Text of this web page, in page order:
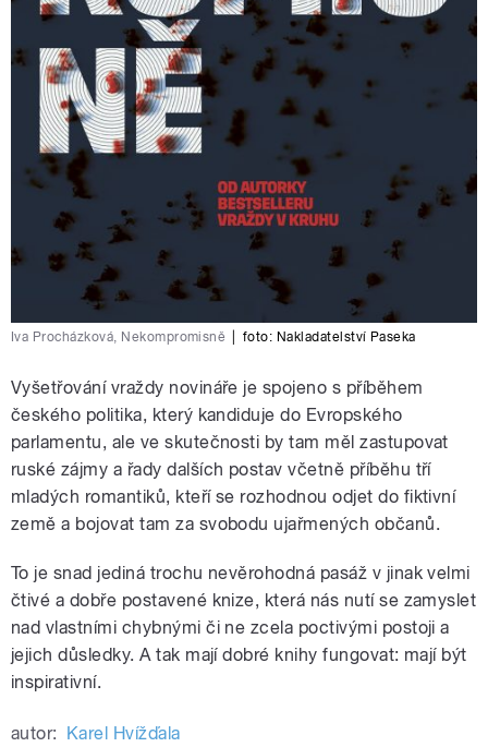
Iva Procházková, Nekompromisně foto: Nakladatelství Paseka
Vyšetřování vraždy novináře je spojeno s příběhem
českého politika, který kandiduje do Evropského
parlamentu, ale ve skutečnosti by tam měl zastupovat
ruské zájmy a řady dalších postav včetně příběhu tří
mladých romantiků, kteří se rozhodnou odjet do fiktivní
země a bojovat tam za svobodu ujařmených občanů.
To je snad jediná trochu nevěrohodná pasáž v jinak velmi
čtivé a dobře postavené knize, která nás nutí se zamyslet
nad vlastními chybnými či ne zcela poctivými postoji a
jejich důsledky. A tak mají dobré knihy fungovat: mají být
inspirativní.
autor: Karel Hvížďala